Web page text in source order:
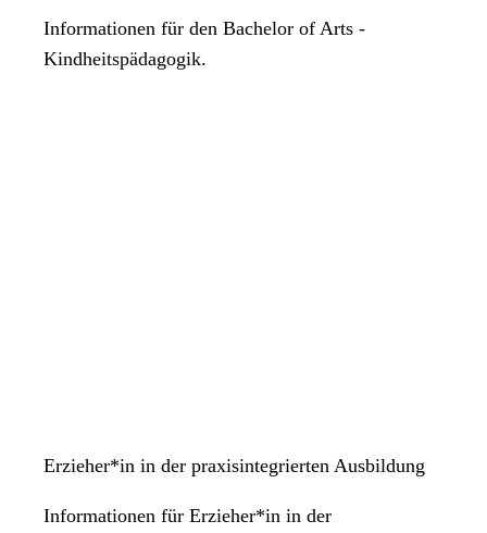
Informationen für den Bachelor of Arts -
Kindheitspädagogik.
Erzieher*in in der praxisintegrierten Ausbildung
Informationen für Erzieher*in in der